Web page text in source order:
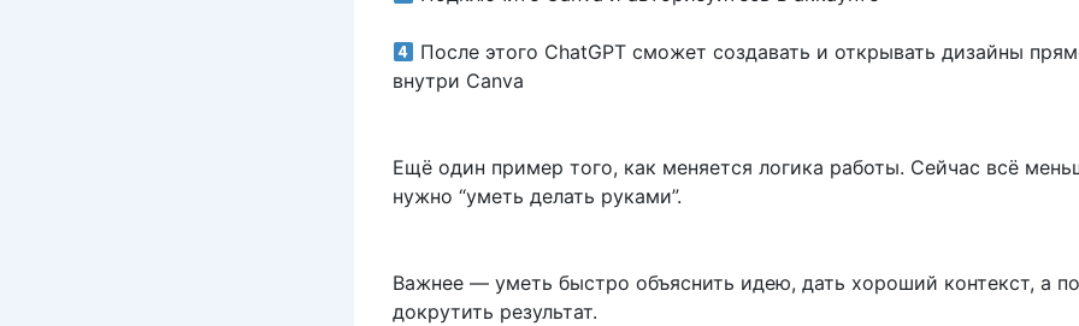
После этого ChatGPT сможет создавать и открывать дизайны
внутри Canva
Ещё один пример того, как меняется логика работы. Сейчас всё
нужно “уметь делать руками”.
Важнее — уметь быстро объяснить идею, дать хороший контекст, а
докрутить результат.